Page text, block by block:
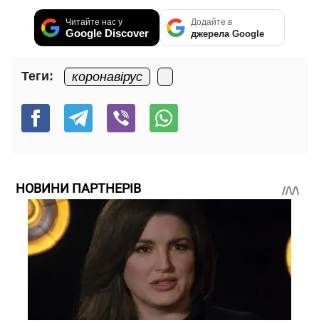
Читайте нас у
Google Discover
Додайте в
джерела Google
Теги: коронавірус
НОВИНИ ПАРТНЕРІВ